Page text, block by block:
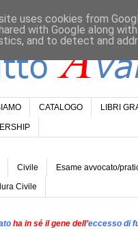
CATALOGO LIBRI
Civile Esame avvocato/
Civile
ha in sé il gene dell’eccesso di
uses cookies from
with Google along
and to detect and